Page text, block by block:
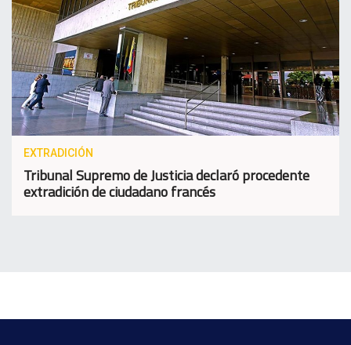
EXTRADICIÓN
Tribunal Supremo de Justicia declaró procedente
extradición de ciudadano francés